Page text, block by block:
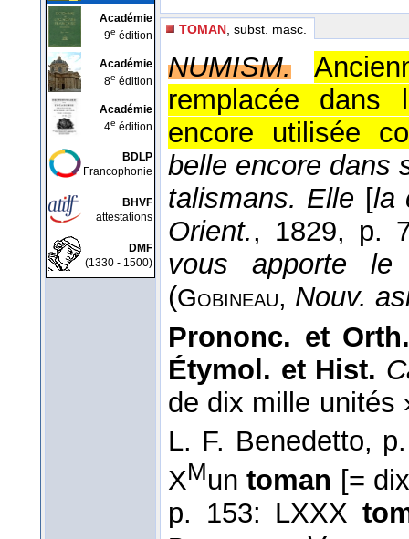
Académie
9e édition
Académie
8e édition
Académie
4e édition
BDLP
Francophonie
BHVF
attestations
DMF
(1330 - 1500)
TOMAN , subst. masc.
NUMISM.
remplacée
encore utilisée
belle encore dans
talismans. Elle [la
Orient., 1829, p.
vous apporte
(Gobineau, Nouv.
Prononc. et
Étymol. et Hist.
de dix mille unités
L. F. Benedetto,
XMuntoman [=
p. 153: LXXX